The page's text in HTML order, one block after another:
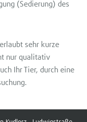
(Sedierung) des
sehr kurze
nur qualitativ
Ihr Tier, durch eine